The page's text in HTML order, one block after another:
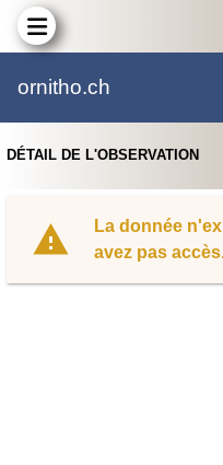
ornitho.ch
DÉTAIL DE L'OBSERVATION
La donnée
avez pas